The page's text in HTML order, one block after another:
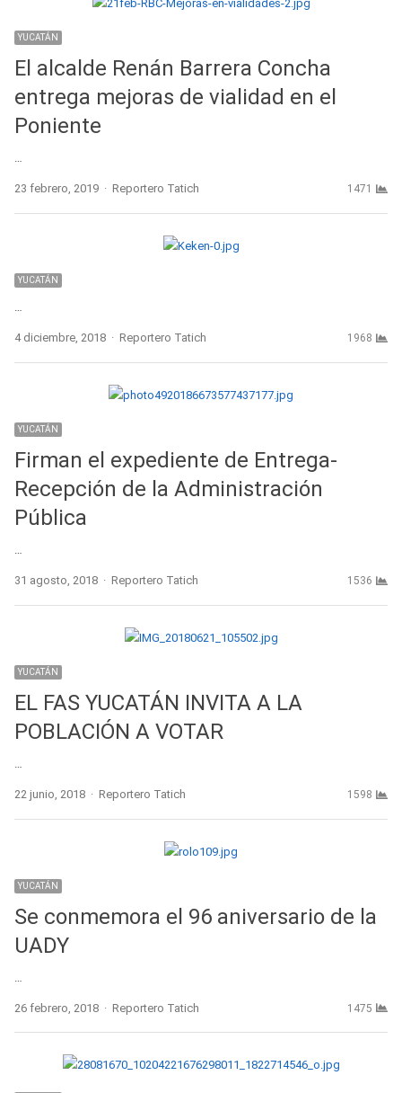
YUCATÁN
El alcalde Renán Barrera Concha
entrega mejoras de vialidad en el
Poniente
…
23 febrero, 2019 Author
Reportero Tatich 1471
YUCATÁN
…
4 diciembre, 2018 Author
Reportero Tatich 1968
YUCATÁN
Firman el expediente de Entrega-
Recepción de la Administración
Pública
31 agosto, 2018 Author
Reportero Tatich 1536
YUCATÁN
EL FAS YUCATÁN INVITA A LA
POBLACIÓN A VOTAR
22 junio, 2018 Author
Reportero Tatich 1598
YUCATÁN
Se conmemora el 96 aniversario de la
UADY
26 febrero, 2018 Author
Reportero Tatich 1475